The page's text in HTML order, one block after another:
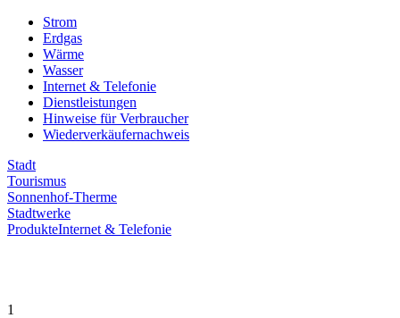
Strom
Erdgas
Wärme
Wasser
Internet & Telefonie
Dienstleistungen
Hinweise für Verbraucher
Wiederverkäufernachweis
Stadt
Tourismus
Sonnenhof-Therme
Stadtwerke
ProdukteInternet & Telefonie
1